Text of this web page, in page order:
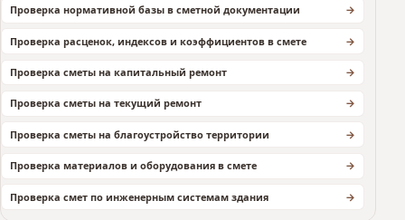
Проверка нормативной базы в сметной документации
Проверка расценок, индексов и коэффициентов в смете
Проверка сметы на капитальный ремонт
Проверка сметы на текущий ремонт
Проверка сметы на благоустройство территории
Проверка материалов и оборудования в смете
Проверка смет по инженерным системам здания